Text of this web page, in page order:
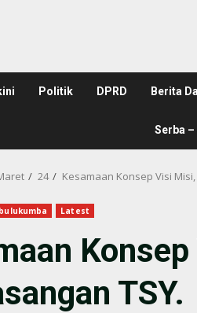
Politik DPRD Berita
Serba –
24 Kesamaan Konsep Visi
bulukumba Latest
TSY.